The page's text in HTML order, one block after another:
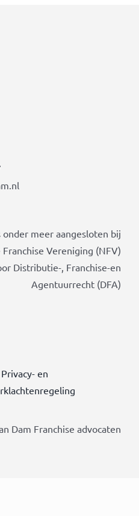
onder meer aangesloten bij
Vereniging (NFV)
Distributie-, Franchise-en
Agentuurrecht (DFA)
Privacy- en
Dam Franchise advocaten